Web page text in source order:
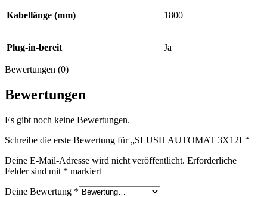
Kabellänge (mm) 1800
Plug-in-bereit Ja
Bewertungen (0)
Bewertungen
Es gibt noch keine Bewertungen.
Schreibe die erste Bewertung für „SLUSH AUTOMAT 3X12L“
Deine E-Mail-Adresse wird nicht veröffentlicht. Erforderliche
Felder sind mit * markiert
Deine Bewertung *